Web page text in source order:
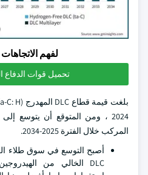
لفهم
تحميل قوات الدفاع
المركب خلال الفترة 2025-2034.
أصبح التوسع في سوق طلاء